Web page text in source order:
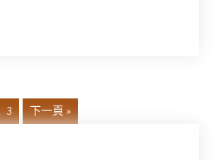
3 下一頁 »
師法律諮詢補助計畫人才庫(請於